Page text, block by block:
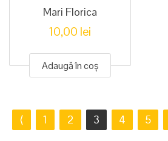
Mari Florica
10,00 lei
Adaugă în coș
⟨ 1 2 3 4 5